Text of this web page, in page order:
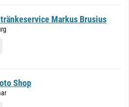
Markus Brusius
Shop